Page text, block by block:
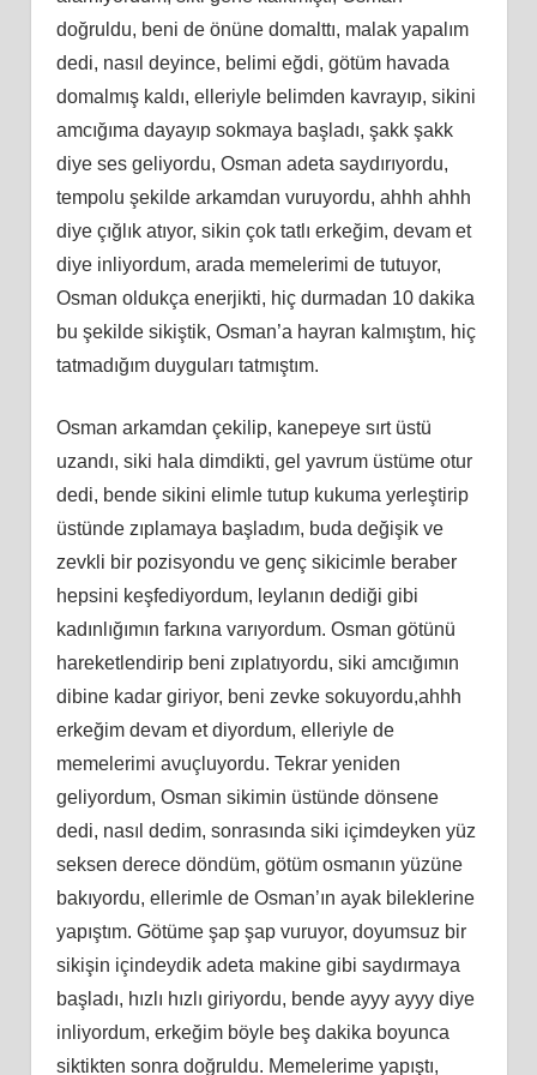
doğruldu, beni de önüne domalttı, malak yapalım
dedi, nasıl deyince, belimi eğdi, götüm havada
domalmış kaldı, elleriyle belimden kavrayıp, sikini
amcığıma dayayıp sokmaya başladı, şakk şakk
diye ses geliyordu, Osman adeta saydırıyordu,
tempolu şekilde arkamdan vuruyordu, ahhh ahhh
diye çığlık atıyor, sikin çok tatlı erkeğim, devam et
diye inliyordum, arada memelerimi de tutuyor,
Osman oldukça enerjikti, hiç durmadan 10 dakika
bu şekilde sikiştik, Osman’a hayran kalmıştım, hiç
tatmadığım duyguları tatmıştım.
Osman arkamdan çekilip, kanepeye sırt üstü
uzandı, siki hala dimdikti, gel yavrum üstüme otur
dedi, bende sikini elimle tutup kukuma yerleştirip
üstünde zıplamaya başladım, buda değişik ve
zevkli bir pozisyondu ve genç sikicimle beraber
hepsini keşfediyordum, leylanın dediği gibi
kadınlığımın farkına varıyordum. Osman götünü
hareketlendirip beni zıplatıyordu, siki amcığımın
dibine kadar giriyor, beni zevke sokuyordu,ahhh
erkeğim devam et diyordum, elleriyle de
memelerimi avuçluyordu. Tekrar yeniden
geliyordum, Osman sikimin üstünde dönsene
dedi, nasıl dedim, sonrasında siki içimdeyken yüz
seksen derece döndüm, götüm osmanın yüzüne
bakıyordu, ellerimle de Osman’ın ayak bileklerine
yapıştım. Götüme şap şap vuruyor, doyumsuz bir
sikişin içindeydik adeta makine gibi saydırmaya
başladı, hızlı hızlı giriyordu, bende ayyy ayyy diye
inliyordum, erkeğim böyle beş dakika boyunca
siktikten sonra doğruldu. Memelerime yapıştı,